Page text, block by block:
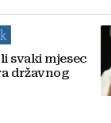
svaki mjesec
državnog